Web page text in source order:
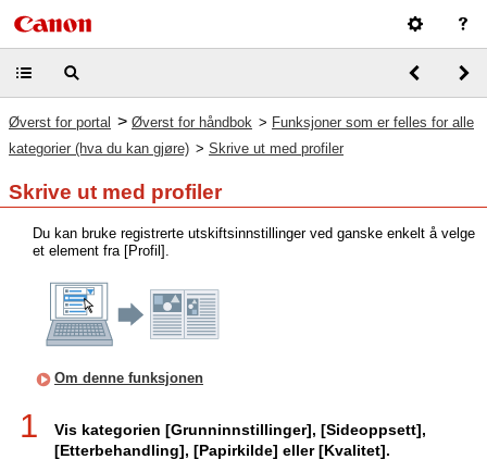
Øverst for portal > Øverst for håndbok > Funksjoner som er felles for alle
kategorier (hva du kan gjøre) > Skrive ut med profiler
Skrive ut med profiler
Du kan bruke registrerte utskiftsinnstillinger ved ganske enkelt å velge
et element fra [Profil].
Om denne funksjonen
1
Vis kategorien [Grunninnstillinger], [Sideoppsett],
[Etterbehandling], [Papirkilde] eller [Kvalitet].